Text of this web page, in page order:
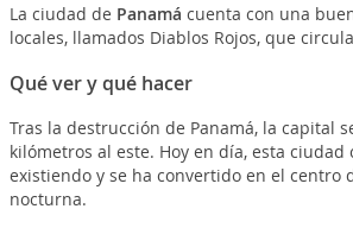
La ciudad de Panamá cuenta con una
locales, llamados Diablos Rojos, que
Qué ver y qué hacer
Tras la destrucción de Panamá, la capital
kilómetros al este. Hoy en día, esta ciudad
existiendo y se ha convertido en el centro
nocturna.